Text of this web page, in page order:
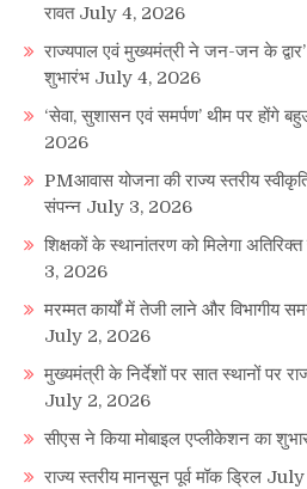
रावत July 4, 2026
राज्यपाल एवं मुख्यमंत्री ने जन-जन के
शुभारंभ July 4, 2026
‘सेवा, सुशासन एवं समर्पण’ थीम पर होंगे
2026
PMआवास योजना की राज्य स्तरीय
संपन्न July 3, 2026
शिक्षकों के स्थानांतरण को मिलेगा
3, 2026
मरम्मत कार्यों में तेजी लाने और विभागीय
July 2, 2026
मुख्यमंत्री के निर्देशों पर सात स्थानों पर
July 2, 2026
सीएस ने किया मोबाइल एप्लीकेशन का
राज्य स्तरीय मानसून पूर्व मॉक ड्रिल July